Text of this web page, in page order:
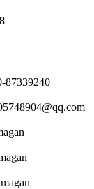
87339240